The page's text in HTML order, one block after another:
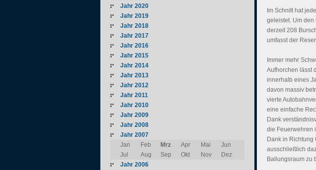
Im Schnitt hat
geleistet. Um
derzeit 208
umfasst der
Immer mehr
Aufhorchen lässt
innerhalb eines
davon massiv
vierte
eine einfache
Dank
die Feuerwehren
Dank in Richtung
ausschließlich
Ballungsraum zu
Jahr 2020
Jahr 2019
Jahr 2018
Jahr 2017
Jahr 2016
Jahr 2015
Jahr 2014
Jahr 2013
Jahr 2012
Jahr 2011
Jahr 2010
Jahr 2009
Jahr 2008
Jahr 2007
Jan
Feb Mrz Apr Mai
Jun
Jul
Aug Sep Okt Nov
Dez
Jahr 2006